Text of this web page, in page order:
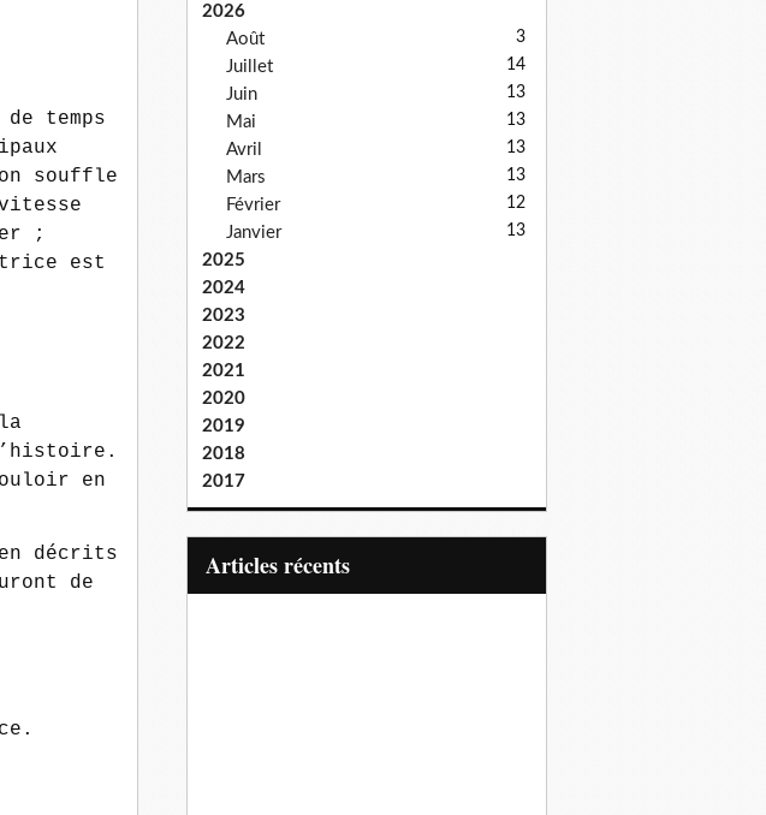
temps
souffle
;
est
en
décrits
de
2026
Août
3
Juillet 14
Juin 13
Mai 13
Avril 13
Mars 13
Février 12
Janvier 13
2025
2024
2023
2022
2021
2020
2019
2018
2017
articles récents